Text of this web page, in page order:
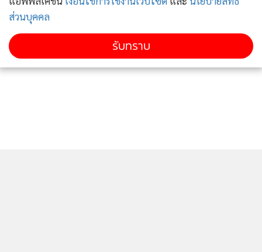
มีกำหนดเปิดให้บริการภายในปี 2570
ส่วนบุคคล
รับทราบ